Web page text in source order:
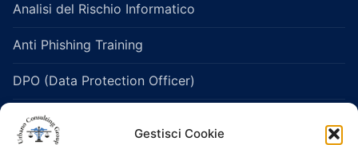
Gestisci Cookie
Analisi del Rischio Informatico
Anti Phishing Training
DPO (Data Protection Officer)
Legislazione Sanitaria e Healthcare